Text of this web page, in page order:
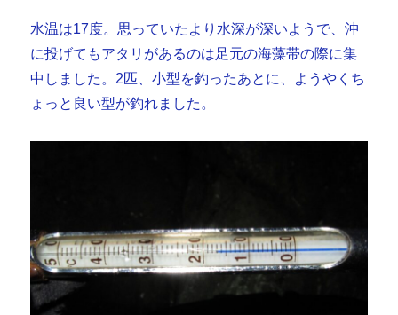
水温は17度。思っていたより水深が深いようで、沖
に投げてもアタリがあるのは足元の海藻帯の際に集
中しました。2匹、小型を釣ったあとに、ようやくち
ょっと良い型が釣れました。